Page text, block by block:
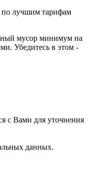
по лучшим тарифам
мусор минимум на
Убедитесь в этом -
с Вами для уточнения
данных.